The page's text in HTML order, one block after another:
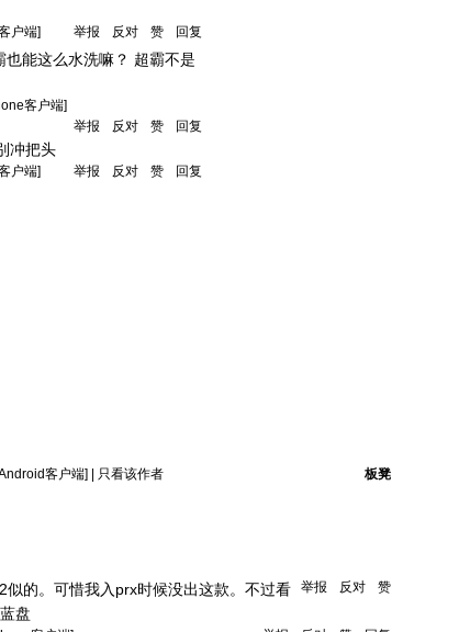
户端] 举报 反对 赞
回复
也能这么水洗嘛？ 超霸不是
客户端]
举报
反对 赞
回复
冲把头
户端] 举报 反对 赞 回复
板凳
客户端]
只看该作者
举报 反对 赞
似的。可惜我入prx时候没出这款。不过看
盘